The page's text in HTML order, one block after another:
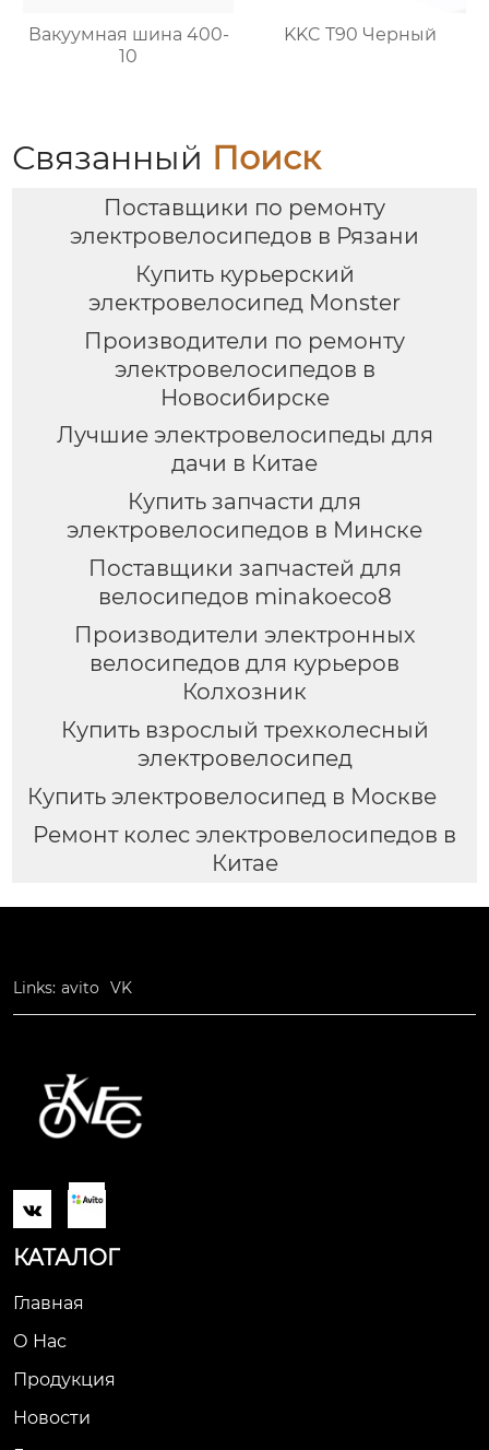
Вакуумная шина 400-
10
KKC T90 Черный
Связанный Поиск
Поставщики по ремонту
электровелосипедов в Рязани
Купить курьерский
электровелосипед Monster
Производители по ремонту
электровелосипедов в
Новосибирске
Лучшие электровелосипеды для
дачи в Китае
Купить запчасти для
электровелосипедов в Минске
Поставщики запчастей для
велосипедов minakoeco8
Производители электронных
велосипедов для курьеров
Колхозник
Купить взрослый трехколесный
электровелосипед
Купить электровелосипед в Москве
Ремонт колес электровелосипедов в
Китае
Links: avito VK

КАТАЛОГ
Главная
О Нас
Продукция
Новости